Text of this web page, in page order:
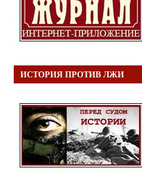
ИСТОРИЯ ПРОТИВ ЛЖИ